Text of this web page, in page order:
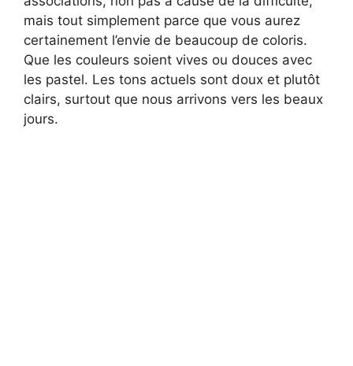
mais tout simplement parce que vous aurez
certainement l’envie de beaucoup de coloris.
Que les couleurs soient vives ou douces avec
les pastel. Les tons actuels sont doux et plutôt
clairs, surtout que nous arrivons vers les beaux
jours.